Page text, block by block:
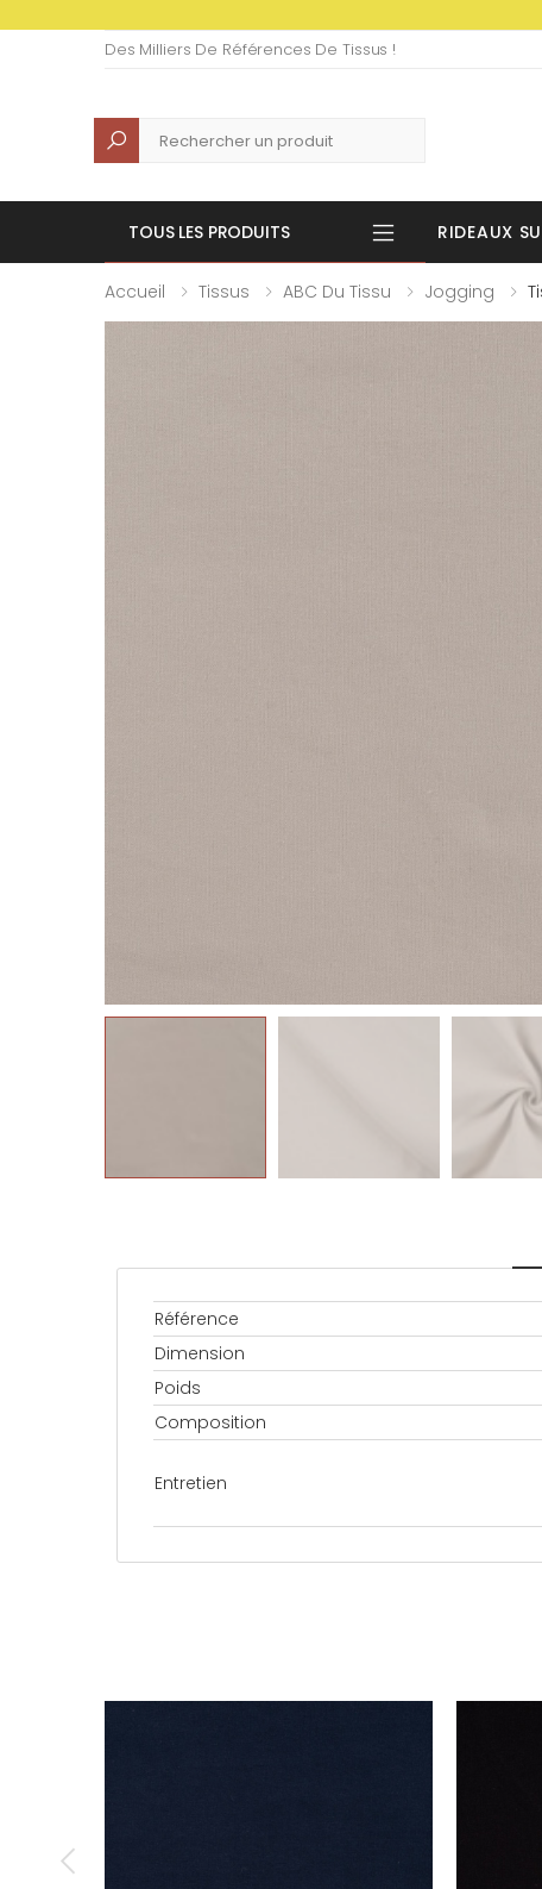
Des Milliers De Références De Tissus !
Recherche
TOUS LES PRODUITS RIDEAUX
Accueil Tissus ABC Du Tissu Jogging
Référence
Dimension
Poids
Composition
Entretien